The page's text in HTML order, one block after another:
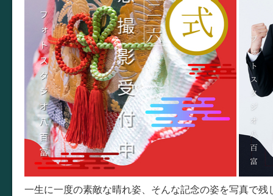
一生に一度の素敵な晴れ姿、そんな記念の姿を写真で残